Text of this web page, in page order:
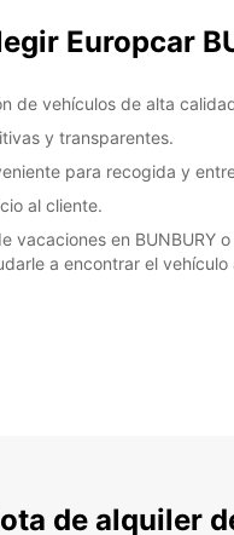
Europcar
de vehículos de alta
y transparentes.
para recogida y
al cliente.
vacaciones en
a encontrar el
de alquiler